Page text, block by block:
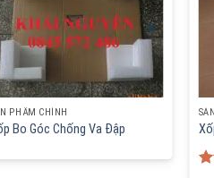
PHẨM CHÍNH
Bo Góc Chống Va Đập